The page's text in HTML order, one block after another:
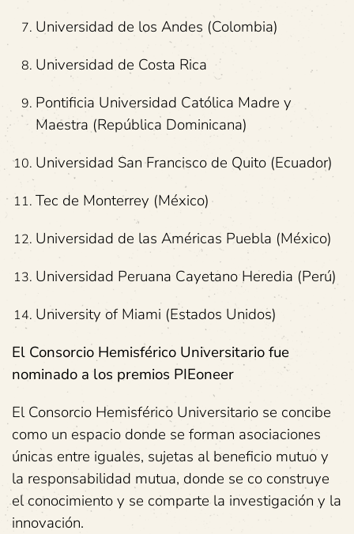
Universidad de los Andes (Colombia)
Universidad de Costa Rica
Pontificia Universidad Católica Madre y
Maestra (República Dominicana)
Universidad San Francisco de Quito (Ecuador)
Tec de Monterrey (México)
Universidad de las Américas Puebla (México)
Universidad Peruana Cayetano Heredia (Perú)
University of Miami (Estados Unidos)
El Consorcio Hemisférico Universitario fue
nominado a los premios PIEoneer
El Consorcio Hemisférico Universitario se concibe
como un espacio donde se forman asociaciones
únicas entre iguales, sujetas al beneficio mutuo y
la responsabilidad mutua, donde se co construye
el conocimiento y se comparte la investigación y la
innovación.